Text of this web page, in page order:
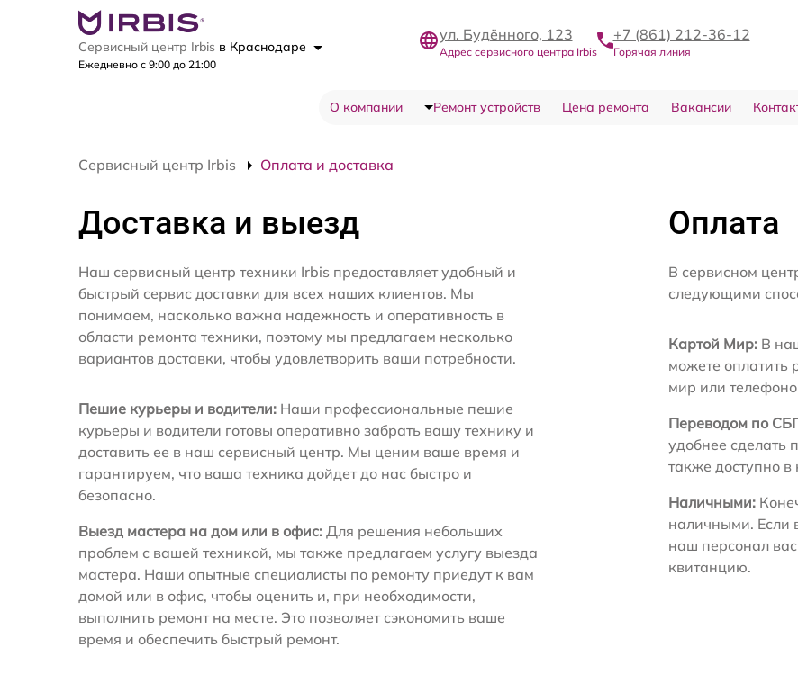
Сервисный центр Irbis в Краснодаре
Ежедневно с 9:00 до 21:00
ул. Будённого, 123
Адрес сервисного центра Irbis
+7 (861) 212-36-12
Горячая линия
О компании Ремонт устройств Цена ремонта Вакансии
Сервисный центр Irbis Оплата и доставка
Доставка и выезд
Наш сервисный центр техники Irbis предоставляет удобный и
быстрый сервис доставки для всех наших клиентов. Мы
понимаем, насколько важна надежность и оперативность в
области ремонта техники, поэтому мы предлагаем несколько
вариантов доставки, чтобы удовлетворить ваши потребности.
Пешие курьеры и водители: Наши профессиональные пешие
курьеры и водители готовы оперативно забрать вашу технику и
доставить ее в наш сервисный центр. Мы ценим ваше время и
гарантируем, что ваша техника дойдет до нас быстро и
безопасно.
Выезд мастера на дом или в офис: Для решения небольших
проблем с вашей техникой, мы также предлагаем услугу выезда
мастера. Наши опытные специалисты по ремонту приедут к вам
домой или в офис, чтобы оценить и, при необходимости,
выполнить ремонт на месте. Это позволяет сэкономить ваше
время и обеспечить быстрый ремонт.
Оплата
В сервисном
следующими
Картой Мир: В
можете оплатить
мир или
Переводом по
удобнее сделать
также доступно
Наличными:
наличными. Если
наш персонал
квитанцию.